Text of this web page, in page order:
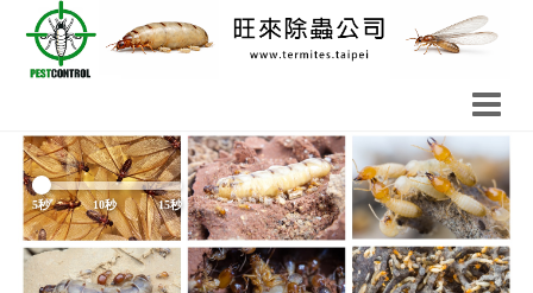
5秒 10秒 15秒
Previous Next